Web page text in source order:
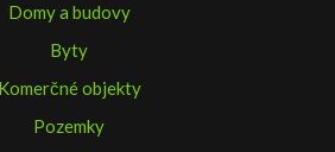
Domy a budovy
Byty
Komerčné objekty
Pozemky